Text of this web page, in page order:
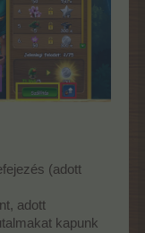
(adott
adott
kapunk